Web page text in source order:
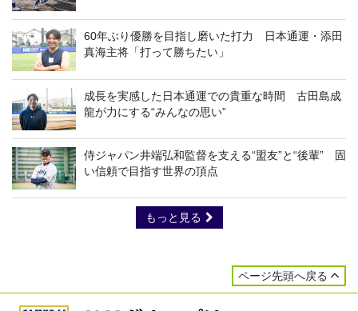
60年ぶり優勝を目指し磨いた打力 日本通運・添田
真海主将「打って勝ちたい」
成長を実感した日本通運での貴重な時間 古田島成
龍が力にする“みんなの思い”
侍ジャパン井端弘和監督を支える“盟友”と“後輩” 固
い信頼で目指す世界の頂点
もっと見る
ページ先頭へ戻る